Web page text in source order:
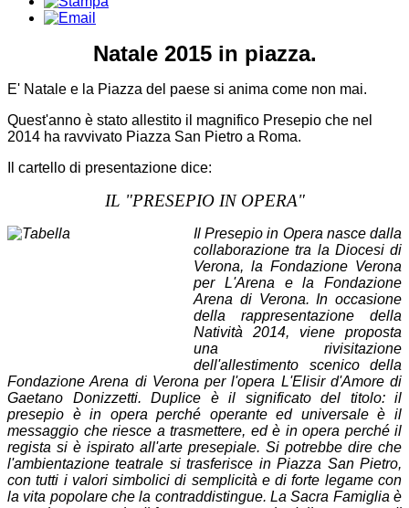
Natale 2015 in piazza.
E' Natale e la Piazza del paese si anima come non mai.
Quest'anno è stato allestito il magnifico Presepio che nel
2014 ha ravvivato Piazza San Pietro a Roma.
Il cartello di presentazione dice:
IL "PRESEPIO IN OPERA"
Il Presepio in Opera nasce dalla
collaborazione tra la Diocesi di
Verona, la Fondazione Verona
per L'Arena e la Fondazione
Arena di Verona. In occasione
della rappresentazione della
Natività 2014, viene proposta
una rivisitazione
dell'allestimento scenico della
Fondazione Arena di Verona per l'opera L'Elisir d'Amore di
Gaetano Donizzetti. Duplice è il significato del titolo: il
presepio è in opera perché operante ed universale è il
messaggio che riesce a trasmettere, ed è in opera perché il
regista si è ispirato all'arte presepiale. Si potrebbe dire che
l'ambientazione teatrale si trasferisce in Piazza San Pietro,
con tutti i valori simbolici di semplicità e di forte legame con
la vita popolare che la contraddistingue. La Sacra Famiglia è